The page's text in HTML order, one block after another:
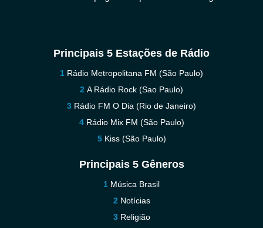
Principais 5 Estações de Rádio
Rádio Metropolitana FM (São Paulo)
A Rádio Rock (Sao Paulo)
Rádio FM O Dia (Rio de Janeiro)
Rádio Mix FM (São Paulo)
Kiss (São Paulo)
Principais 5 Gêneros
Música Brasil
Notícias
Religião